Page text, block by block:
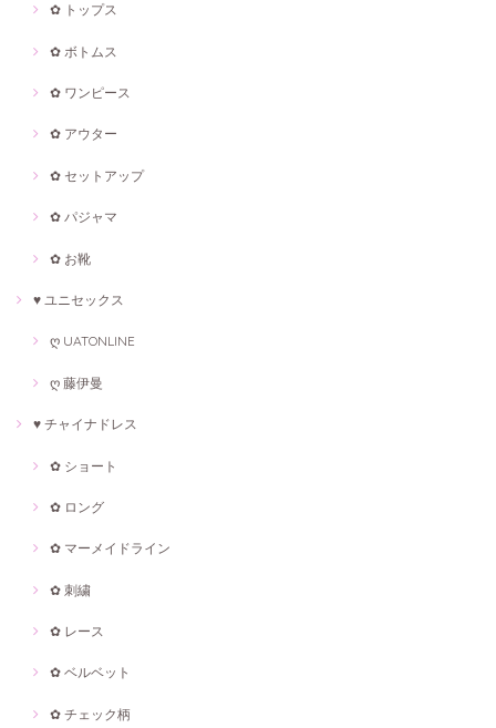
✿ トップス
✿ ボトムス
✿ ワンピース
✿ アウター
✿ セットアップ
✿ パジャマ
✿ お靴
♥ ユニセックス
ღ UATONLINE
ღ 藤伊曼
♥ チャイナドレス
✿ ショート
✿ ロング
✿ マーメイドライン
✿ 刺繍
✿ レース
✿ ベルベット
✿ チェック柄